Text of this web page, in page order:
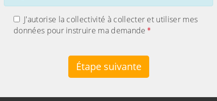
J'autorise la collectivité à collecter et utiliser mes
données pour instruire ma demande
Étape suivante